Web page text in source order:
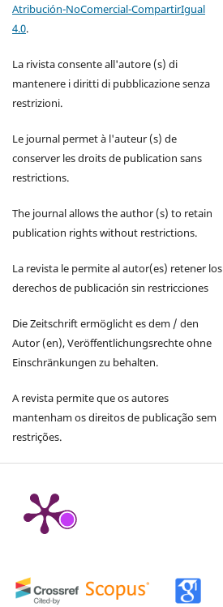
Atribución-NoComercial-CompartirIgual
4.0.
La rivista consente all'autore (s) di
mantenere i diritti di pubblicazione senza
restrizioni.
Le journal permet à l'auteur (s) de
conserver les droits de publication sans
restrictions.
The journal allows the author (s) to retain
publication rights without restrictions.
La revista le permite al autor(es) retener los
derechos de publicación sin restricciones
Die Zeitschrift ermöglicht es dem / den
Autor (en), Veröffentlichungsrechte ohne
Einschränkungen zu behalten.
A revista permite que os autores
mantenham os direitos de publicação sem
restrições.